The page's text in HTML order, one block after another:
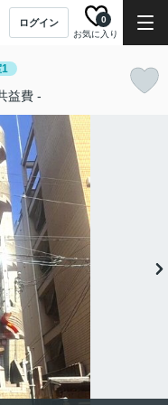
ログイン
お気に入り
0
益費 -